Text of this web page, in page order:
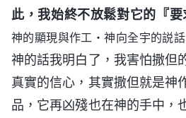
此，我始終不放鬆對它的『要
神的顯現與作工・神向全宇的説
神的話我明白了，我害怕撒但
真實的信心，其實撒但就是神
品，它再凶殘也在神的手中，